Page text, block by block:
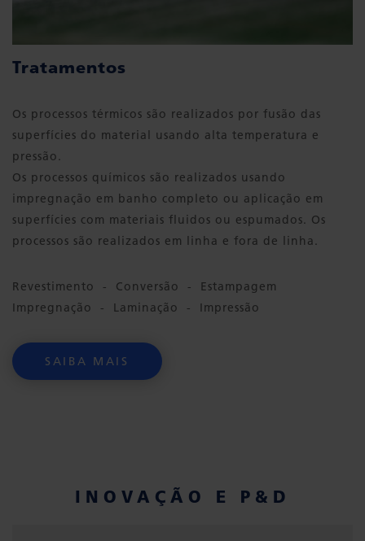
Tratamentos
Os processos térmicos são realizados por fusão das
superfícies do material usando alta temperatura e
pressão.
Os processos químicos são realizados usando
impregnação em banho completo ou aplicação em
superfícies com materiais fluidos ou espumados. Os
processos são realizados em linha e fora de linha.
Revestimento - Conversão - Estampagem
Impregnação - Laminação - Impressão
SAIBA MAIS
INOVAÇÃO E P&D